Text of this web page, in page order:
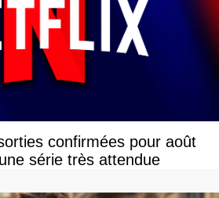
confirmées pour août
série très attendue